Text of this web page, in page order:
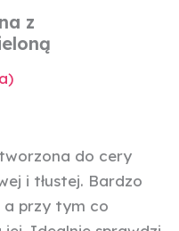
z
do cery
i tłustej. Bardzo
a przy tym co